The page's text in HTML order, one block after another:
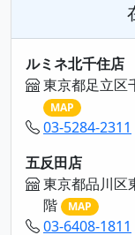
ルミネ北千住店
東京都足立区
MAP
03-5284-2311
五反田店
東京都品川区
階
MAP
03-6408-1811